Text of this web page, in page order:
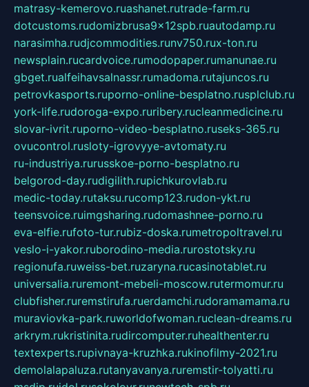
matrasy-kemerovo.ruashanet.rutrade-farm.ru
dotcustoms.rudomizbrusa9x12spb.ruautodamp.ru
narasimha.rudjcommodities.runv750.rux-ton.ru
newsplain.rucardvoice.rumodopaper.rumanunae.ru
gbget.rualfeihavsalnassr.rumadoma.rutajuncos.ru
petrovkasports.ruporno-online-besplatno.rusplclub.ru
york-life.rudoroga-expo.ruribery.rucleanmedicine.ru
slovar-ivrit.ruporno-video-besplatno.ruseks-365.ru
ovucontrol.rusloty-igrovyye-avtomaty.ru
ru-industriya.rurusskoe-porno-besplatno.ru
belgorod-day.rudigilith.rupichkurovlab.ru
medic-today.rutaksu.rucomp123.rudon-ykt.ru
teensvoice.ruimgsharing.rudomashnee-porno.ru
eva-elfie.rufoto-tur.rubiz-doska.rumetropoltravel.ru
veslo-i-yakor.ruborodino-media.rurostotsky.ru
regionufa.ruweiss-bet.ruzaryna.rucasinotablet.ru
universalia.ruremont-mebeli-moscow.rutermomur.ru
clubfisher.ruremstirufa.ruerdamchi.rudoramamama.ru
muraviovka-park.ruworldofwoman.ruclean-dreams.ru
arkrym.rukristinita.rudircomputer.ruhealthenter.ru
textexperts.rupivnaya-kruzhka.rukinofilmy-2021.ru
demolalapaluza.rutanyavanya.ruremstir-tolyatti.ru